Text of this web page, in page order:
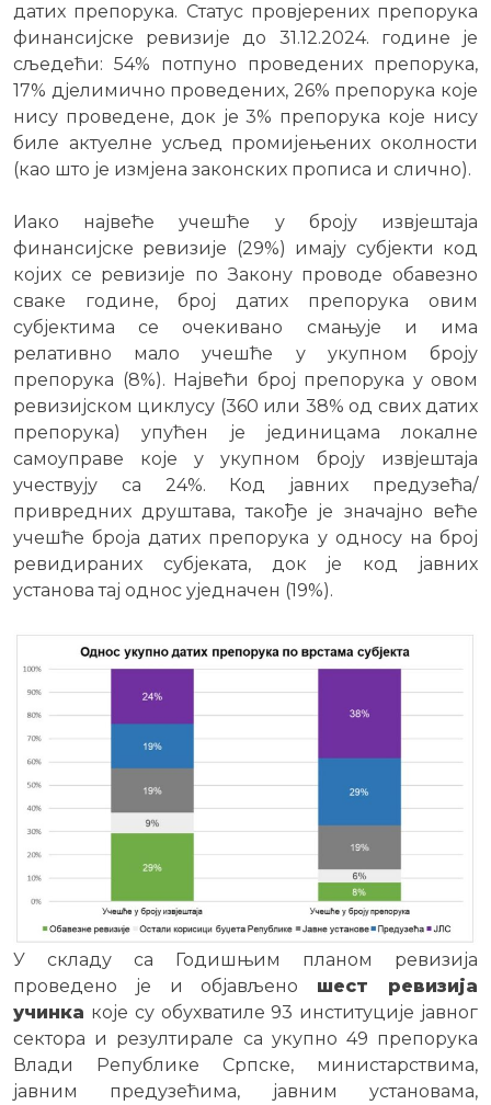
датих препорука. Статус провјерених препорука
финансијске ревизије до 31.12.2024. године је
сљедећи: 54% потпуно проведених препорука,
17% дјелимично проведених, 26% препорука које
нису проведене, док је 3% препорука које нису
биле актуелне усљед промијењених околности
(као што је измјена законских прописа и слично).
Иако највеће учешће у броју извјештаја
финансијске ревизије (29%) имају субјекти код
којих се ревизије по Закону проводе обавезно
сваке године, број датих препорука овим
субјектима се очекивано смањује и има
релативно мало учешће у укупном броју
препорука (8%). Највећи број препорука у овом
ревизијском циклусу (360 или 38% од свих датих
препорука) упућен је јединицама локалне
самоуправе које у укупном броју извјештаја
учествују са 24%. Код јавних предузећа/
привредних друштава, такође је значајно веће
учешће броја датих препорука у односу на број
ревидираних субјеката, док је код јавних
установа тај однос уједначен (19%).
У складу са Годишњим планом ревизија
проведено је и објављено шест ревизија
учинка које су обухватиле 93 институције јавног
сектора и резултирале са укупно 49 препорука
Влади Републике Српске, министарствима,
јавним предузећима, јавним установама,